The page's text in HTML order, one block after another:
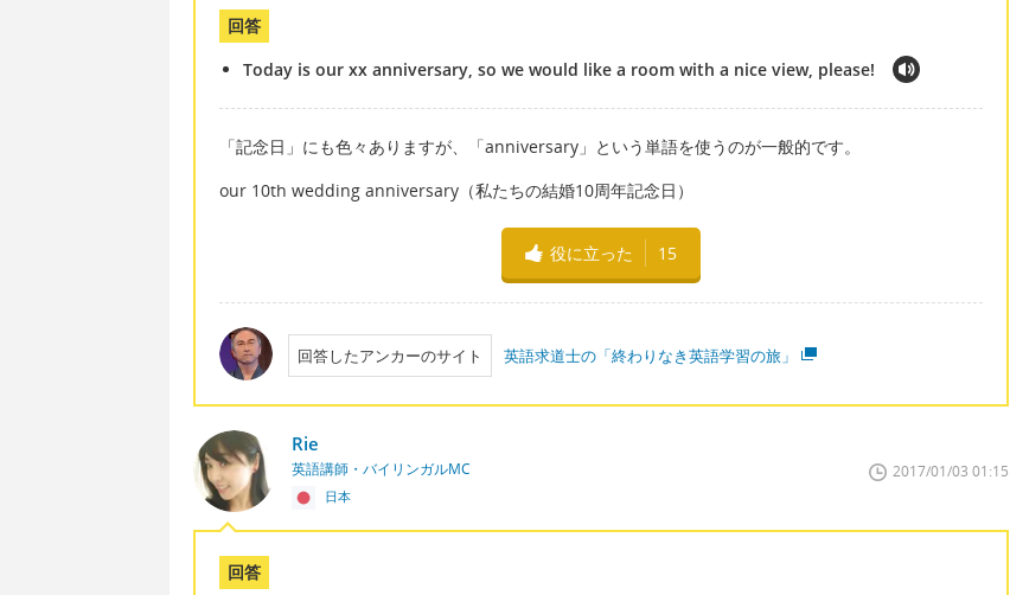
回答
Today is our xx anniversary, so we would like a room with a nice view, please!
「記念日」にも色々ありますが、「anniversary」という単語を使うのが一般的です。
our 10th wedding anniversary（私たちの結婚10周年記念日）
役に立った 15
回答したアンカーのサイト 英語求道士の「終わりなき英語学習の旅」
Rie
英語講師・バイリンガルMC
日本
2017/01/03 01:15
回答